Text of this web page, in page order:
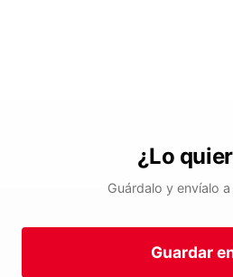
¿Lo
Guárdalo y envíalo
Guardar